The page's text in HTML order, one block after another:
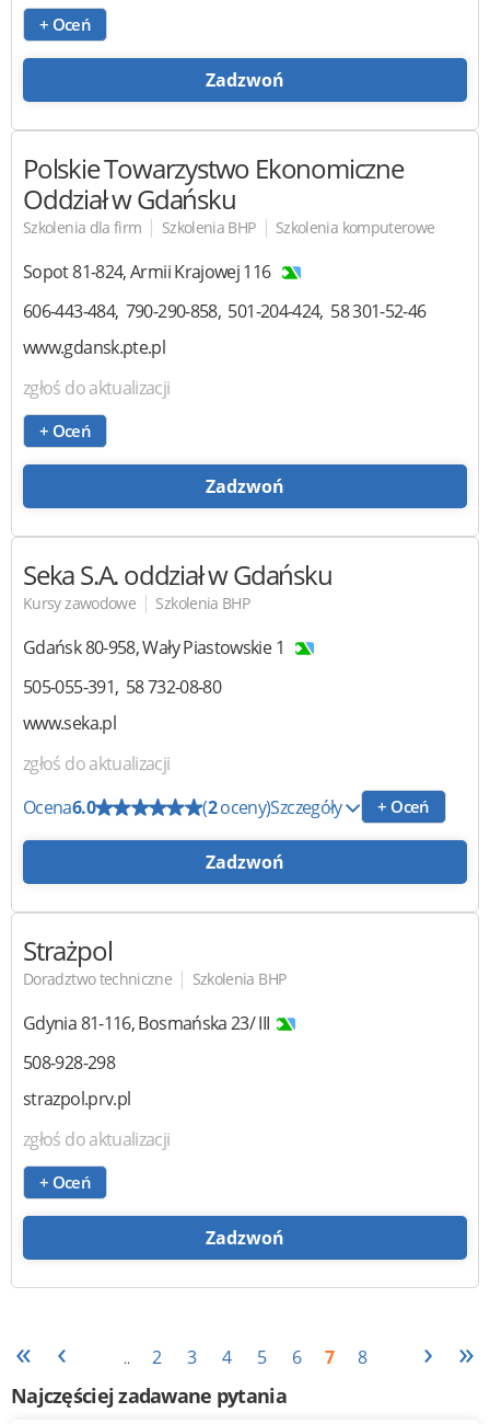
+ Oceń
Zadzwoń
Polskie Towarzystwo Ekonomiczne
Oddział w Gdańsku
Szkolenia dla firm | Szkolenia BHP | Szkolenia komputerowe
Sopot81-824,Armii Krajowej 116
606-443-484 790-290-858 501-204-424 58 301-52-46
www.gdansk.pte.pl
zgłoś do aktualizacji
+ Oceń
Zadzwoń
Seka S.A.oddział w Gdańsku
Kursy zawodowe | Szkolenia BHP
Gdańsk80-958,Wały Piastowskie 1
505-055-391 58 732-08-80
www.seka.pl
zgłoś do aktualizacji
Ocena6.0 (2oceny)Szczegóły + Oceń
Zadzwoń
Strażpol
Doradztwo techniczne | Szkolenia BHP
Gdynia81-116,Bosmańska 23/ III
508-928-298
strazpol.prv.pl
zgłoś do aktualizacji
+ Oceń
Zadzwoń
« ‹ .. 2 3 4 5 6 7 8 › »
Najczęściej zadawane pytania